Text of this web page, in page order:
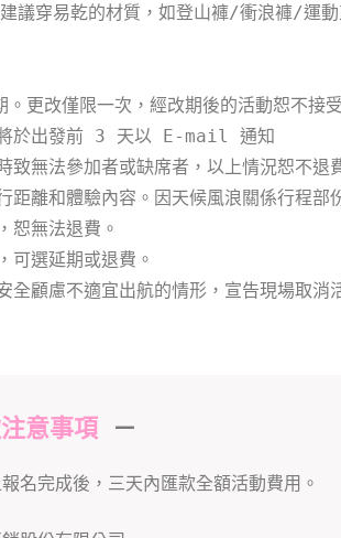
議穿易乾的材質，如登山褲/衝浪褲/運
更改僅限一次，經改期後的活動恕不接
將於出發前 3 天以 E-mail 通知
致無法參加者或缺席者，以上情況恕不退
距離和體驗內容。因天候風浪關係行程部
恕無法退費。
可選延期或退費。
全顧慮不適宜出航的情形，宣告現場取
意事項 －
名完成後，三天內匯款全額活動費用。